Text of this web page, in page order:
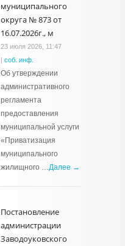
муниципального
округа № 873 от
16.07.2026г., м
23 июля 2026, 11:47
| соб. инф.
Об утверждении
административного
регламента
предоставления
муниципальной услуги
«Приватизация
муниципального
жилищного …Далее →
Постановление
администрации
Заводоуковского